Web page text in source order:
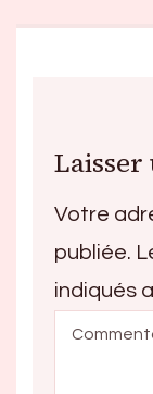
Votre
publiée.
indiqués